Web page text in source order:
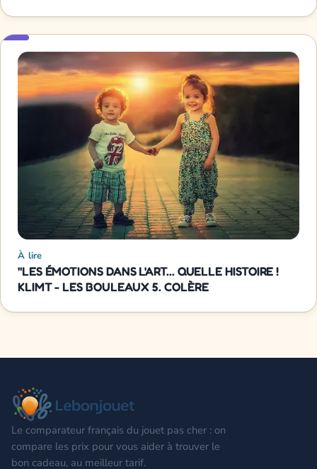
À lire
"LES ÉMOTIONS DANS L'ART... QUELLE HISTOIRE !
KLIMT - LES BOULEAUX 5. COLÈRE
Le comparateur français du jouet pas cher : on
compare les prix pour vous aider à trouver le
bon cadeau, au meilleur tarif.